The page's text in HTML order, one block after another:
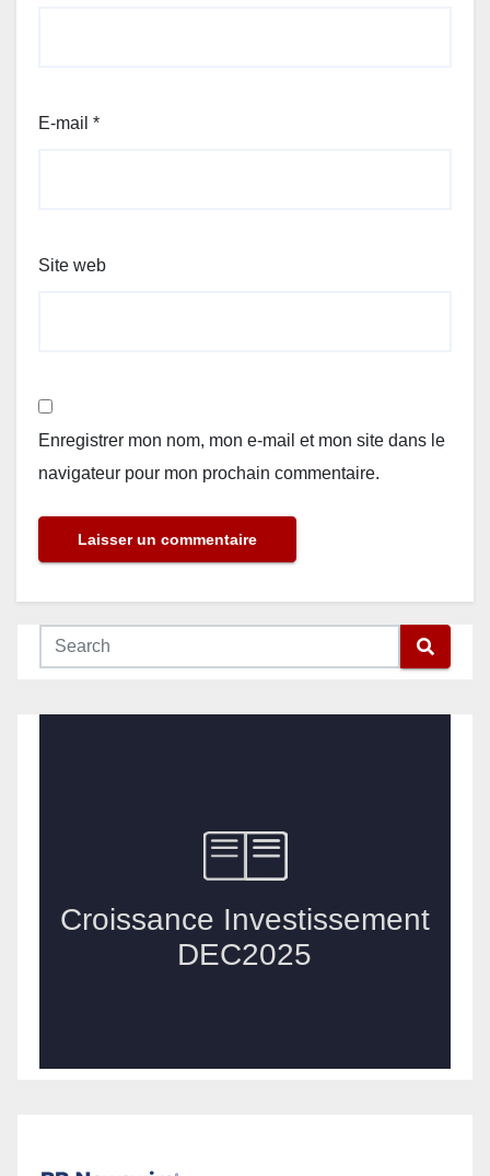
E-mail *
Site web
Enregistrer mon nom, mon e-mail et mon site dans le
navigateur pour mon prochain commentaire.